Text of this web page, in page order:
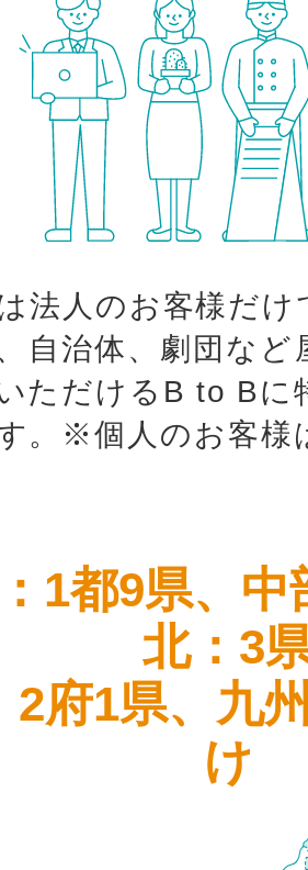
法人のお客様だ
自治体、劇団な
ただけるB to Bに
。
※個人のお客様
1都9県、
北：3
2府1県、九
け